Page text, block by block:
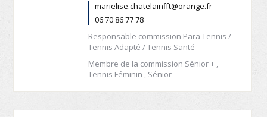
marielise.chatelainfft@orange.fr
06 70 86 77 78
Responsable commission Para Tennis /
Tennis Adapté / Tennis Santé
Membre de la commission Sénior + ,
Tennis Féminin , Sénior